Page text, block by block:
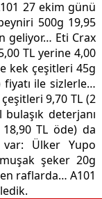
27 ekim günü
500g 19,95
geliyor… Eti Crax
TL yerine 4,00
kek çeşitleri 45g
fiyatı ile sizlerle…
9,70 TL (2
deterjanı
TL öde) da
Ülker Yupo
şeker 20g
raflarda… A101